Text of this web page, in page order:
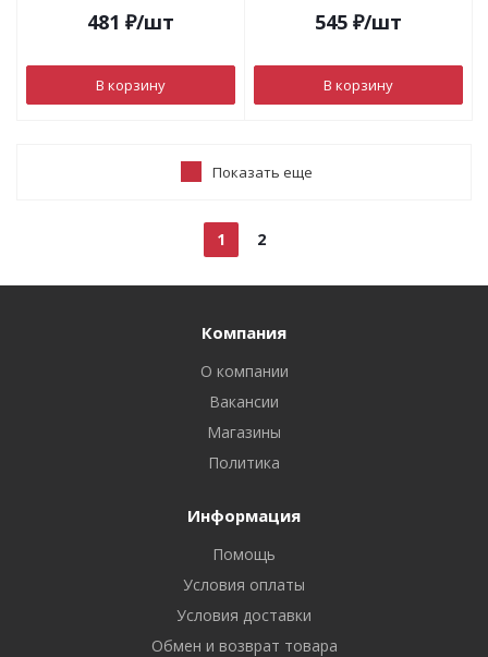
481 ₽/шт
В корзину
545 ₽/шт
В корзину
Показать еще
1 2
Компания
О компании
Вакансии
Магазины
Политика
Информация
Помощь
Условия оплаты
Условия доставки
Обмен и возврат товара